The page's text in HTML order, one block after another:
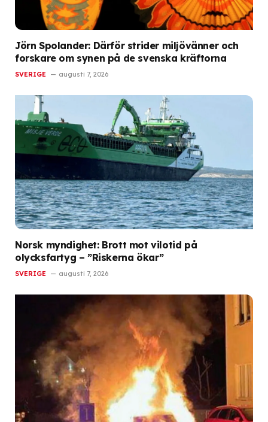
Jörn Spolander: Därför strider miljövänner och
forskare om synen på de svenska kräftorna
SVERIGE augusti 7, 2026
Norsk myndighet: Brott mot vilotid på
olycksfartyg – ”Riskerna ökar”
SVERIGE augusti 7, 2026